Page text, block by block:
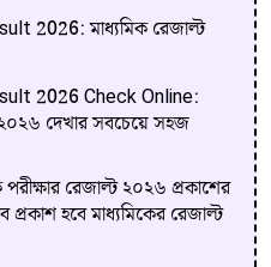
2026: মাধ্যমিক রেজাল্ট
2026 Check Online:
দেখার সবচেয়ে সহজ
পরীক্ষার রেজাল্ট ২০২৬ প্রকাশের
প্রকাশ হবে মাধ্যমিকের রেজাল্ট